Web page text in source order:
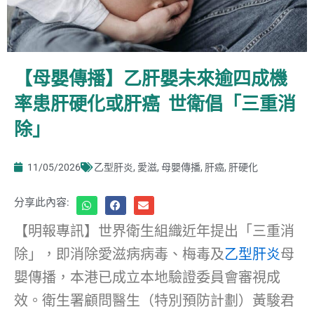
【母嬰傳播】乙肝嬰未來逾四成機
率患肝硬化或肝癌 世衛倡「三重消
除」
11/05/2026 乙型肝炎, 愛滋, 母嬰傳播, 肝癌, 肝硬化
分享此內容:
【明報專訊】世界衛生組織近年提出「三重消
除」，即消除愛滋病病毒、梅毒及乙型肝炎母
嬰傳播，本港已成立本地驗證委員會審視成
效。衛生署顧問醫生（特別預防計劃）黃駿君